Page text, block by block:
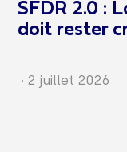
SFDR 2.0 :
doit rester
· 2 juillet 2026